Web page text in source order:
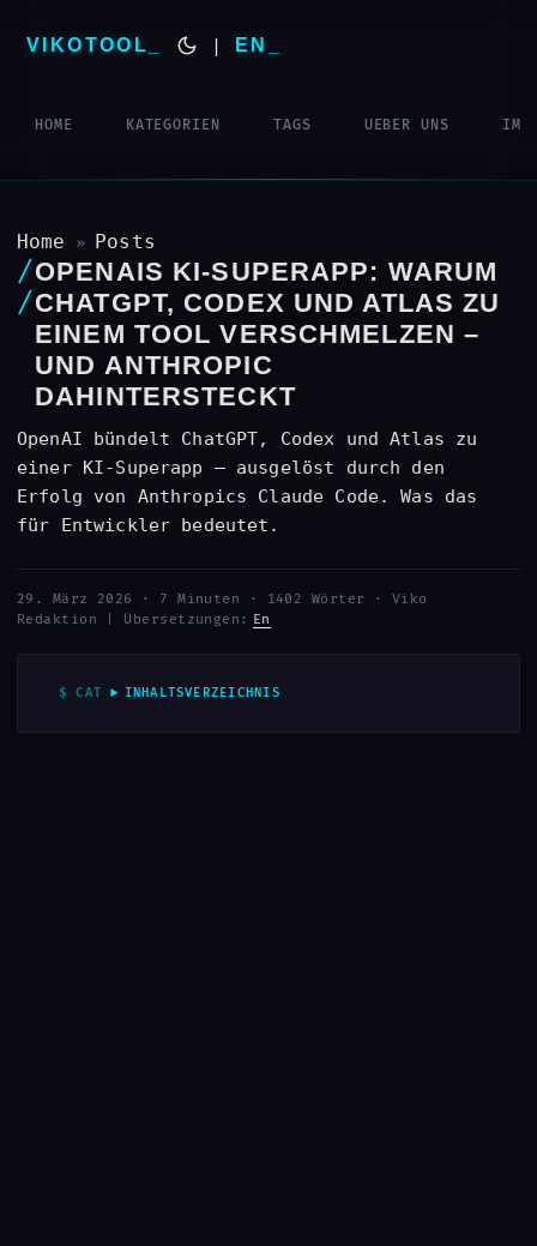
VIKOTOOL | EN
HOME KATEGORIEN TAGS UEBER UNS
Home » Posts
OPENAIS KI-SUPERAPP: WARUM
CHATGPT, CODEX UND ATLAS ZU
EINEM TOOL VERSCHMELZEN –
UND ANTHROPIC
DAHINTERSTECKT
OpenAI bündelt ChatGPT, Codex und Atlas zu
einer KI-Superapp – ausgelöst durch den
Erfolg von Anthropics Claude Code. Was das
für Entwickler bedeutet.
29. März 2026 · 7 Minuten · 1402 Wörter · Viko
Redaktion
Übersetzungen: En
INHALTSVERZEICHNIS